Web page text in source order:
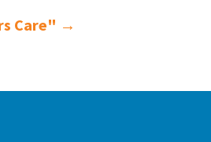
Care" →